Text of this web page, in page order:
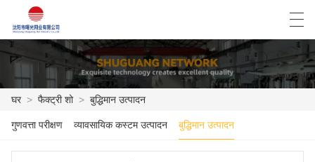
घर
العربية Deutsch English Español
घर > फैक्ट्री शो > बुद्धिमान उत्पादन
गुणवत्ता परीक्षण व्यावसायिक कस्टम उत्पादन बुद्धिमान उत्पादन